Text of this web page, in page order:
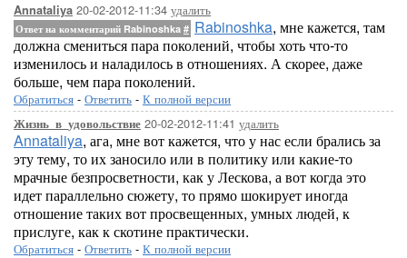
Annataliya 20-02-2012-11:34 удалить
Ответ на комментарий Rabinoshka # Rabinoshka, мне кажется, там
должна смениться пара поколений, чтобы хоть что-то
изменилось и наладилось в отношениях. А скорее, даже
больше, чем пара поколений.
Обратиться - Ответить - К полной версии
Жизнь_в_удовольствие 20-02-2012-11:41 удалить
Annataliya, ага, мне вот кажется, что у нас если брались за
эту тему, то их заносило или в политику или какие-то
мрачные безпросветности, как у Лескова, а вот когда это
идет параллельно сюжету, то прямо шокирует иногда
отношение таких вот просвещенных, умных людей, к
прислуге, как к скотине практически.
Обратиться - Ответить - К полной версии